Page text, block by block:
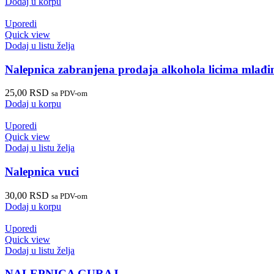
Uporedi
Quick view
Dodaj u listu želja
Nalepnica zabranjena prodaja alkohola licima
25,00 RSD sa PDV-om
Dodaj u korpu
Uporedi
Quick view
Dodaj u listu želja
Nalepnica vuci
30,00 RSD sa PDV-om
Dodaj u korpu
Uporedi
Quick view
Dodaj u listu želja